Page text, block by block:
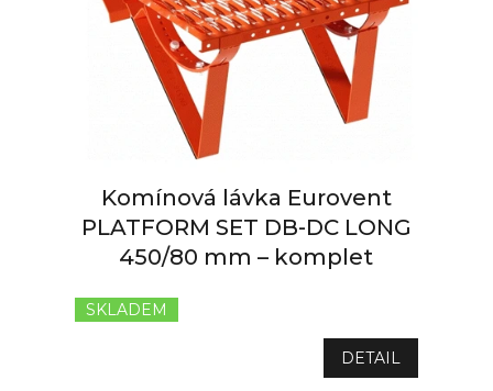
Komínová lávka Eurovent
PLATFORM SET DB-DC LONG
450/80 mm – komplet
SKLADEM
DETAIL